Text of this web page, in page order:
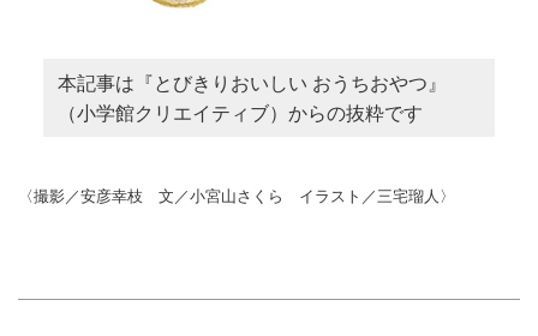
本記事は『とびきりおいしい おうちおやつ』
（小学館クリエイティブ）からの抜粋です
〈撮影／安彦幸枝 文／小宮山さくら イラスト／三宅瑠人〉